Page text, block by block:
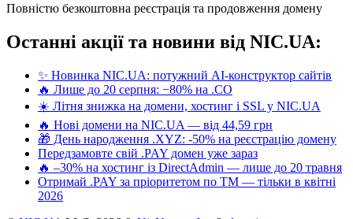
Повністю безкоштовна реєстрація та продовження домену
Останні акції та новини від NIC.UA:
✨ Новинка NIC.UA: потужний AI-конструктор сайтів
🔥 Лише до 20 серпня: −80% на .CO
☀️ Літня знижка на домени, хостинг і SSL у NIC.UA
🔥 Нові домени на NIC.UA — від 44,59 грн
🎁 День народження .XYZ: -50% на реєстрацію домену
Передзамовте свій .PAY домен уже зараз
🔥 –30% на хостинг із DirectAdmin — лише до 20 травня
Отримай .PAY за пріоритетом по ТМ — тільки в квітні
2026